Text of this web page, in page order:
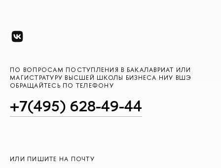
ПО ВОПРОСАМ ПОСТУПЛЕНИЯ В БАКАЛАВРИАТ ИЛИ
МАГИСТРАТУРУ ВЫСШЕЙ ШКОЛЫ БИЗНЕСА НИУ ВШЭ
ОБРАЩАЙТЕСЬ ПО ТЕЛЕФОНУ
+7(495) 628-49-44
ИЛИ ПИШИТЕ НА ПОЧТУ